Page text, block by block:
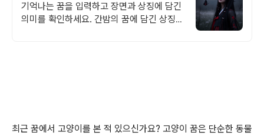
기억나는 꿈을 입력하고 장면과 상징에 담긴
의미를 확인하세요. 간밤의 꿈에 담긴 상징과
최근 꿈에서 고양이를 본 적 있으신가요? 고양이 꿈은 단순한 동물